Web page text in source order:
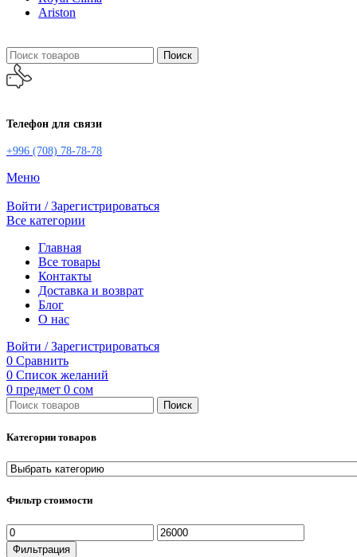
Ariston
Поиск
Телефон для связи
+996 (708) 78-78-78
Меню
Войти / Зарегистрироваться
Все категории
Главная
Все товары
Контакты
Доставка и возврат
Блог
О нас
Войти / Зарегистрироваться
0 Сравнить
0 Список желаний
0 предмет 0 сом
Поиск
Категории товаров
Фильтр стоимости
Минимальная
цена
Максимальная
цена
Фильтрация